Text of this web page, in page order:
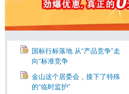
国标行标落地 从“产品竞争”走
向“标准竞争
金山这个居委会，接下了特殊
的“临时监护”